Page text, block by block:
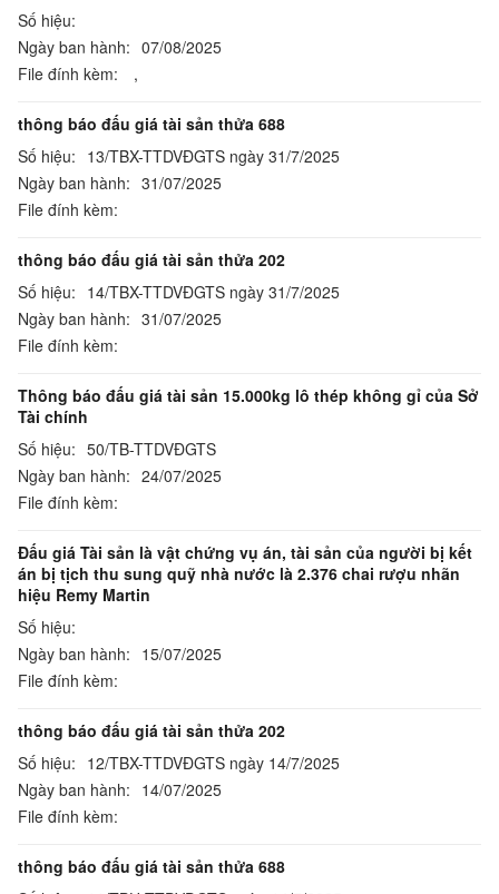
Số hiệu:
Ngày ban hành: 07/08/2025
File đính kèm:
,
thông báo đấu giá tài sản thửa 688
Số hiệu: 13/TBX-TTDVĐGTS ngày 31/7/2025
Ngày ban hành: 31/07/2025
File đính kèm:
thông báo đấu giá tài sản thửa 202
Số hiệu: 14/TBX-TTDVĐGTS ngày 31/7/2025
Ngày ban hành: 31/07/2025
File đính kèm:
Thông báo đấu giá tài sản 15.000kg lô thép không gỉ của Sở
Tài chính
Số hiệu: 50/TB-TTDVĐGTS
Ngày ban hành: 24/07/2025
File đính kèm:
Đấu giá Tài sản là vật chứng vụ án, tài sản của người bị kết
án bị tịch thu sung quỹ nhà nước là 2.376 chai rượu nhãn
hiệu Remy Martin
Số hiệu:
Ngày ban hành: 15/07/2025
File đính kèm:
thông báo đấu giá tài sản thửa 202
Số hiệu: 12/TBX-TTDVĐGTS ngày 14/7/2025
Ngày ban hành: 14/07/2025
File đính kèm:
thông báo đấu giá tài sản thửa 688